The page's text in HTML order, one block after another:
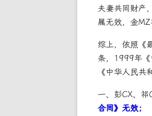
夫妻共同财产
属无效，金
综上，依照《
条，1999年《
《中华人民共
一、彭CX、祁
合同》无效；